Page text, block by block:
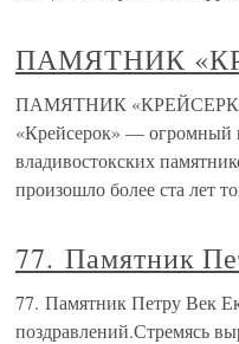
ПАМЯТНИК
ПАМЯТНИК «КРЕЙСЕРКУ»
«Крейсерок» — огромный
владивостокских
произошло более ста лет
77. Памятник
77. Памятник Петру Век
поздравлений.Стремясь